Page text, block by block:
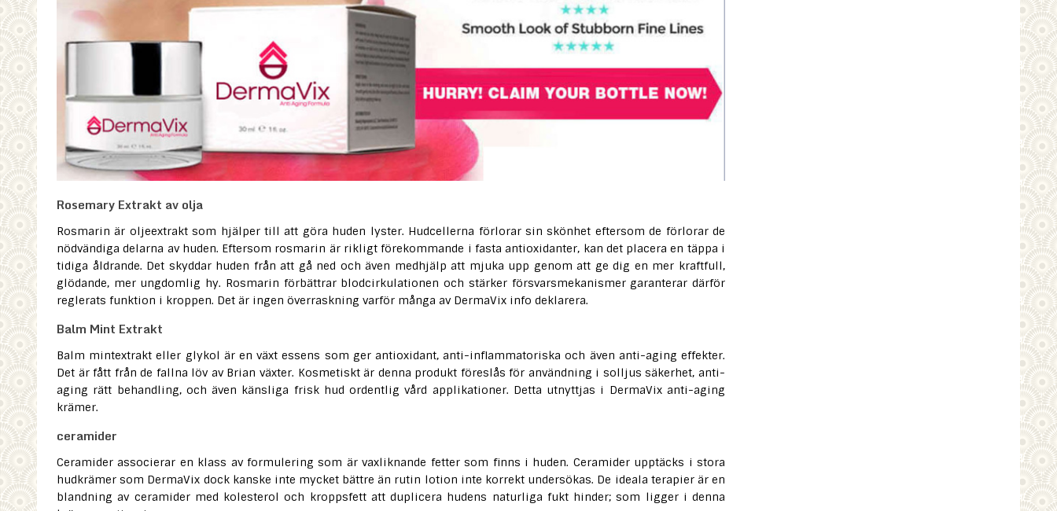
Rosemary Extrakt av olja
Rosmarin är oljeextrakt som hjälper till att göra huden lyster. Hudcellerna förlorar sin skönhet eftersom de förlorar de
nödvändiga delarna av huden. Eftersom rosmarin är rikligt förekommande i fasta antioxidanter, kan det placera en täppa i
tidiga åldrande. Det skyddar huden från att gå ned och även medhjälp att mjuka upp genom att ge dig en mer kraftfull,
glödande, mer ungdomlig hy. Rosmarin förbättrar blodcirkulationen och stärker försvarsmekanismer garanterar därför
reglerats funktion i kroppen. Det är ingen överraskning varför många av DermaVix info deklarera.
Balm Mint Extrakt
Balm mintextrakt eller glykol är en växt essens som ger antioxidant, anti-inflammatoriska och även anti-aging effekter.
Det är fått från de fallna löv av Brian växter. Kosmetiskt är denna produkt föreslås för användning i solljus säkerhet, anti-
aging rätt behandling, och även känsliga frisk hud ordentlig vård applikationer. Detta utnyttjas i DermaVix anti-aging
krämer.
ceramider
Ceramider associerar en klass av formulering som är vaxliknande fetter som finns i huden. Ceramider upptäcks i stora
hudkrämer som DermaVix dock kanske inte mycket bättre än rutin lotion inte korrekt undersökas. De ideala terapier är en
blandning av ceramider med kolesterol och kroppsfett att duplicera hudens naturliga fukt hinder; som ligger i denna